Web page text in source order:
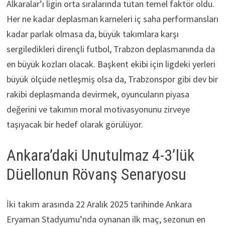
Alkaralar’ı ligin orta sıralarında tutan temel faktör oldu.
Her ne kadar deplasman karneleri iç saha performansları
kadar parlak olmasa da, büyük takımlara karşı
sergiledikleri dirençli futbol, Trabzon deplasmanında da
en büyük kozları olacak. Başkent ekibi için ligdeki yerleri
büyük ölçüde netleşmiş olsa da, Trabzonspor gibi dev bir
rakibi deplasmanda devirmek, oyuncuların piyasa
değerini ve takımın moral motivasyonunu zirveye
taşıyacak bir hedef olarak görülüyor.
Ankara’daki Unutulmaz 4-3’lük
Düellonun Rövanş Senaryosu
İki takım arasında 22 Aralık 2025 tarihinde Ankara
Eryaman Stadyumu’nda oynanan ilk maç, sezonun en